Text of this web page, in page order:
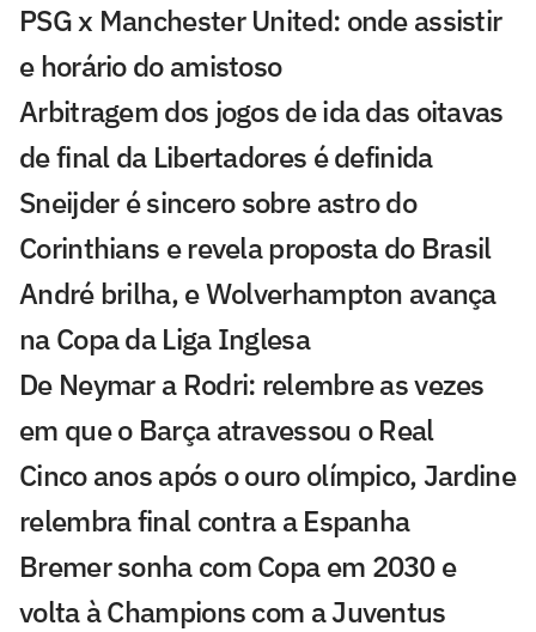
PSG x Manchester United: onde assistir
e horário do amistoso
Arbitragem dos jogos de ida das oitavas
de final da Libertadores é definida
Sneijder é sincero sobre astro do
Corinthians e revela proposta do Brasil
André brilha, e Wolverhampton avança
na Copa da Liga Inglesa
De Neymar a Rodri: relembre as vezes
em que o Barça atravessou o Real
Cinco anos após o ouro olímpico, Jardine
relembra final contra a Espanha
Bremer sonha com Copa em 2030 e
volta à Champions com a Juventus